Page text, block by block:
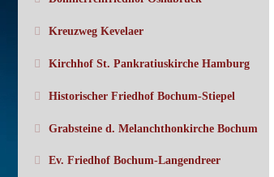
Kreuzweg Kevelaer
Kirchhof St. Pankratiuskirche Hamburg
Historischer Friedhof Bochum-Stiepel
Grabsteine d. Melanchthonkirche Bochum
Ev. Friedhof Bochum-Langendreer